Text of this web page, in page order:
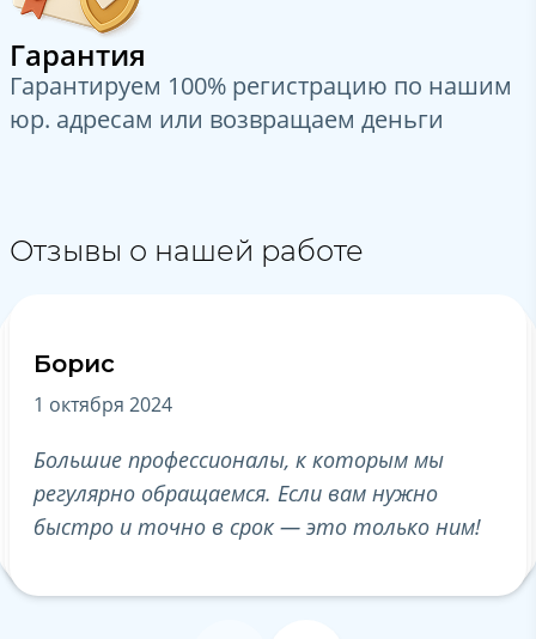
Гарантия
Гарантируем 100% регистрацию по нашим
юр. адресам или возвращаем деньги
Отзывы о нашей работе
Борис
1 октября 2024
Большие профессионалы, к которым мы
регулярно обращаемся. Если вам нужно
быстро и точно в срок — это только ним!